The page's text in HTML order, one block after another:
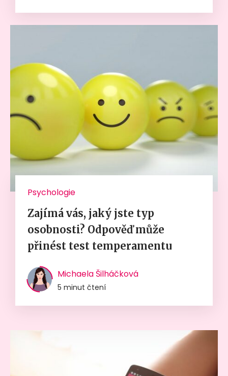
Psychologie
Zajímá vás, jaký jste typ
osobnosti? Odpověď může
přinést test temperamentu
Michaela Šilháčková
5 minut čtení